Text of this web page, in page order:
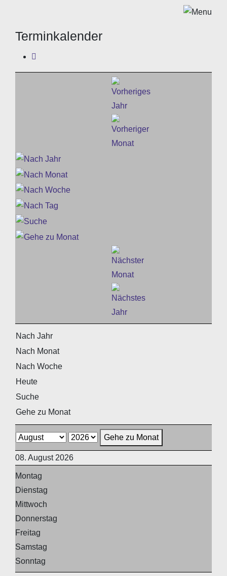
Terminkalender
Nach Jahr
Nach Monat
Nach Woche
Heute
Suche
Gehe zu Monat
Gehe zu Monat
08. August 2026
Montag
Dienstag
Mittwoch
Donnerstag
Freitag
Samstag
Sonntag